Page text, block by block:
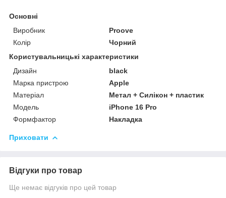
Основні
Виробник
Proove
Колір
Чорний
Користувальницькі характеристики
Дизайн
black
Марка пристрою
Apple
Матеріал
Метал + Силікон + пластик
Мoдель
iPhone 16 Pro
Формфактор
Накладка
Приховати
Відгуки про товар
Ще немає відгуків про цей товар